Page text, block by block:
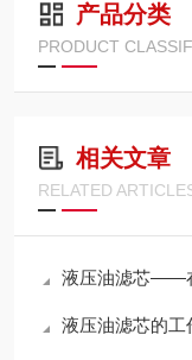
产品分类
PRODUCT
相关文章
RELATED
液压油滤芯——在
液压油滤芯的